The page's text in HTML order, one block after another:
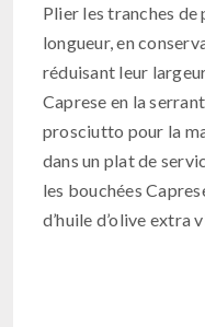
Plier les tranches
longueur, en
réduisant leur
Caprese en la
prosciutto pour la
dans un plat de
les bouchées
d’huile d’olive extra